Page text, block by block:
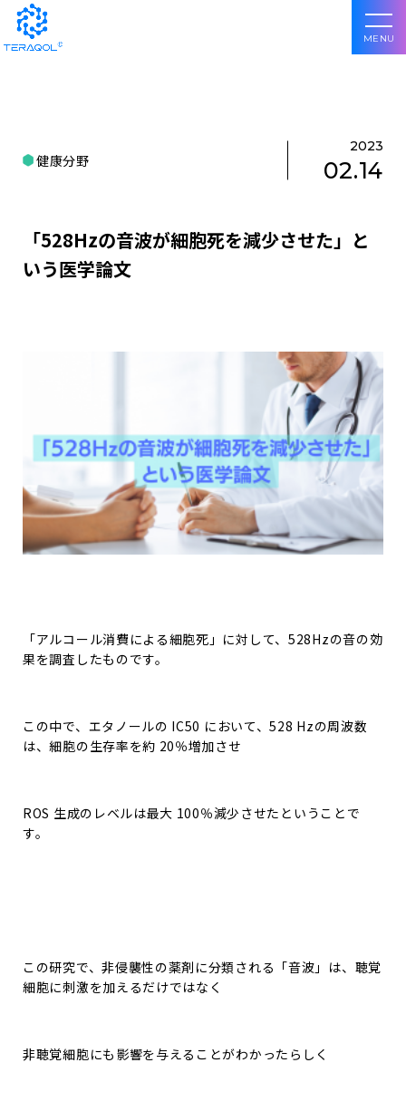
MENU
健康分野
2023
02.14
「528Hzの音波が細胞死を減少させた」と
いう医学論文
「アルコール消費による細胞死」に対して、528Hzの音の効
果を調査したものです。
この中で、エタノールの IC50 において、528 Hzの周波数
は、細胞の生存率を約 20％増加させ
ROS 生成のレベルは最大 100％減少させたということで
す。
この研究で、非侵襲性の薬剤に分類される「音波」は、聴覚
細胞に刺激を加えるだけではなく
非聴覚細胞にも影響を与えることがわかったらしく